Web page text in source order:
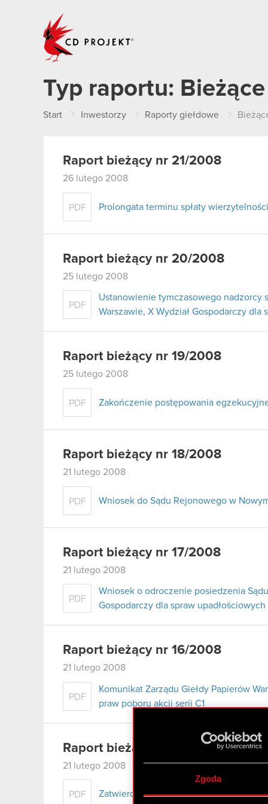
Zgoda
Typ raportu: Bieżące
Start Inwestorzy Raporty giełdowe
Raport bieżący nr 21/2008
26 lutego 2008
PDF Prolongata terminu spłaty
Raport bieżący nr 20/2008
25 lutego 2008
PDF
Ustanowienie tymczasowego nadzorcy
Warszawie, X Wydział Gospodarczy
Raport bieżący nr 19/2008
25 lutego 2008
PDF Zakończenie postępowania
Raport bieżący nr 18/2008
21 lutego 2008
PDF Wniosek do Sądu Rejonowego w
Raport bieżący nr 17/2008
21 lutego 2008
PDF
Wniosek o odroczenie posiedzenia
Gospodarczy dla spraw
Raport bieżący nr 16/2008
21 lutego 2008
PDF
Komunikat Zarządu Giełdy Papierów
praw poboru akcji serii C1
Raport bieżący nr 15/2008
21 lutego 2008
PDF Zatwierdzenie prospektu emisyjnego